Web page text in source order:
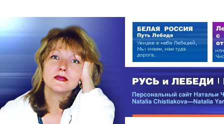
РУСЬ и ЛЕБЕДИ | RUSI —
Персональный сайт Натальи